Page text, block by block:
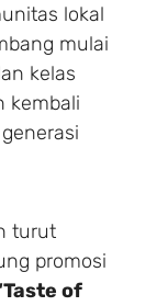
lokal
mulai
kelas
kembali
turut
promosi
of